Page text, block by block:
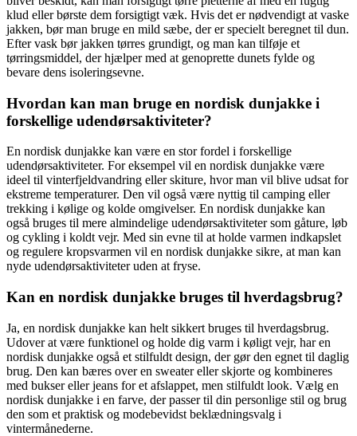
klud eller børste dem forsigtigt væk. Hvis det er nødvendigt at vaske
jakken, bør man bruge en mild sæbe, der er specielt beregnet til dun.
Efter vask bør jakken tørres grundigt, og man kan tilføje et
tørringsmiddel, der hjælper med at genoprette dunets fylde og
bevare dens isoleringsevne.
Hvordan kan man bruge en nordisk dunjakke i
forskellige udendørsaktiviteter?
En nordisk dunjakke kan være en stor fordel i forskellige
udendørsaktiviteter. For eksempel vil en nordisk dunjakke være
ideel til vinterfjeldvandring eller skiture, hvor man vil blive udsat for
ekstreme temperaturer. Den vil også være nyttig til camping eller
trekking i kølige og kolde omgivelser. En nordisk dunjakke kan
også bruges til mere almindelige udendørsaktiviteter som gåture, løb
og cykling i koldt vejr. Med sin evne til at holde varmen indkapslet
og regulere kropsvarmen vil en nordisk dunjakke sikre, at man kan
nyde udendørsaktiviteter uden at fryse.
Kan en nordisk dunjakke bruges til hverdagsbrug?
Ja, en nordisk dunjakke kan helt sikkert bruges til hverdagsbrug.
Udover at være funktionel og holde dig varm i køligt vejr, har en
nordisk dunjakke også et stilfuldt design, der gør den egnet til daglig
brug. Den kan bæres over en sweater eller skjorte og kombineres
med bukser eller jeans for et afslappet, men stilfuldt look. Vælg en
nordisk dunjakke i en farve, der passer til din personlige stil og brug
den som et praktisk og modebevidst beklædningsvalg i
vintermånederne.